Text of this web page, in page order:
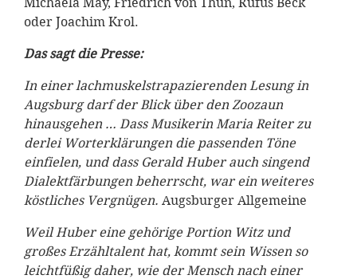
oder Joachim Krol.
Das sagt die Presse:
In einer lachmuskelstrapazierenden Lesung in
Augsburg darf der Blick über den Zoozaun
hinausgehen … Dass Musikerin Maria Reiter zu
derlei Worterklärungen die passenden Töne
einfielen, und dass Gerald Huber auch singend
Dialektfärbungen beherrscht, war ein weiteres
köstliches Vergnügen. Augsburger Allgemeine
Weil Huber eine gehörige Portion Witz und
großes Erzähltalent hat, kommt sein Wissen so
leichtfüßig daher, wie der Mensch nach einer